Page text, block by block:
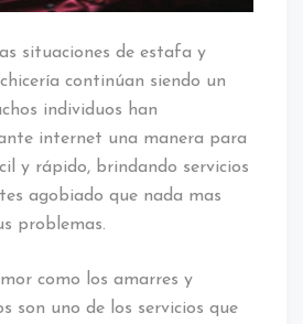
situaciones de estafa y
continúan siendo un
individuos han
internet una manera para
y rápido, brindando servicios
agobiado que nada mas
problemas.
como los amarres y
son uno de los servicios que